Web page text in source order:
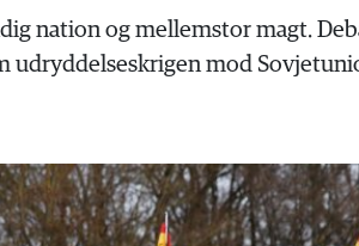
nation og mellemstor magt.
mod